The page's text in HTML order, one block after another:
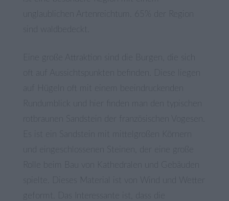
unglaublichen Artenreichtum. 65% der Region
sind waldbedeckt.
Eine große Attraktion sind die Burgen, die sich
oft auf Aussichtspunkten befinden. Diese liegen
auf Hügeln oft mit einem beeindruckenden
rotbraunen Sandstein der französischen Vogesen.
Es ist ein Sandstein mit mittelgroßen Körnern
und eingeschlossenen Steinen, der eine große
Rolle beim Bau von Kathedralen und Gebäuden
spielte. Dieses Material ist von Wind und Wetter
geformt. Das Interessante ist, dass die